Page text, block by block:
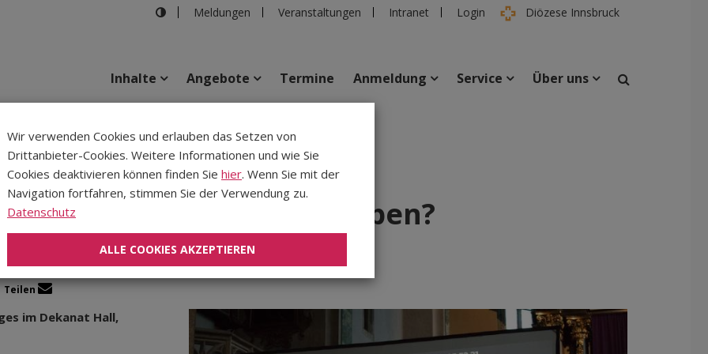
Meldungen Veranstaltungen Intranet Login Diözese Innsbruck
Inhalte Angebote Termine Anmeldung Service Über uns
Leben?
ich Gott in meinem Leben?
Teilen
im Dekanat Hall,
Wir verwenden Cookies und erlauben das Setzen von
Drittanbieter-Cookies. Weitere Informationen und wie Sie
Cookies deaktivieren können finden Sie hier. Wenn Sie mit der
Navigation fortfahren, stimmen Sie der Verwendung zu.
Datenschutz
ALLE COOKIES AKZEPTIEREN